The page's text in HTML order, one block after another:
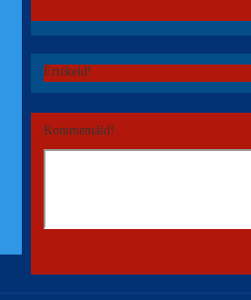
Értékeld!
Kommentáld!